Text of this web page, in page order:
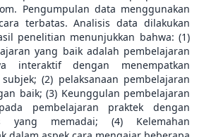
Pengumpulan data menggunakan
terbatas. Analisis data dilakukan
penelitian menunjukkan bahwa: (1)
yang baik adalah pembelajaran
interaktif dengan menempatkan
(2) pelaksanaan pembelajaran
baik; (3) Keunggulan pembelajaran
pembelajaran praktek dengan
yang memadai; (4) Kelemahan